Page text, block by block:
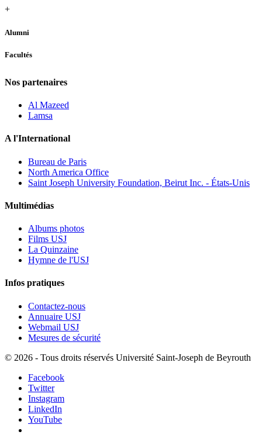
+
Alumni
Facultés
Nos partenaires
Al Mazeed
Lamsa
A l'International
Bureau de Paris
North America Office
Saint Joseph University Foundation, Beirut Inc. - États-Unis
Multimédias
Albums photos
Films USJ
La Quinzaine
Hymne de l'USJ
Infos pratiques
Contactez-nous
Annuaire USJ
Webmail USJ
Mesures de sécurité
© 2026 - Tous droits réservés Université Saint-Joseph de Beyrouth
Facebook
Twitter
Instagram
LinkedIn
YouTube